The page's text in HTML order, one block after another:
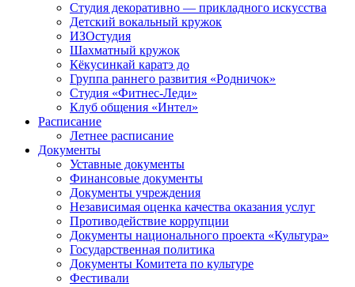
Студия декоративно — прикладного искусства
Детский вокальный кружок
ИЗОстудия
Шахматный кружок
Кёкусинкай каратэ до
Группа раннего развития «Родничок»
Cтудия «Фитнес-Леди»
Клуб общения «Интел»
Расписание
Летнее расписание
Документы
Уставные документы
Финансовые документы
Документы учреждения
Независимая оценка качества оказания услуг
Противодействие коррупции
Документы национального проекта «Культура»
Государственная политика
Документы Комитета по культуре
Фестивали